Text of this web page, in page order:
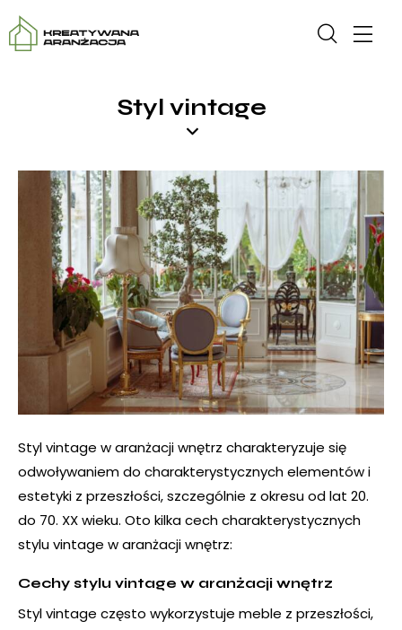
Styl vintage
Styl vintage w aranżacji wnętrz charakteryzuje się
odwoływaniem do charakterystycznych elementów i
estetyki z przeszłości, szczególnie z okresu od lat 20.
do 70. XX wieku. Oto kilka cech charakterystycznych
stylu vintage w aranżacji wnętrz:
Cechy stylu vintage w aranżacji wnętrz
Styl vintage często wykorzystuje meble z przeszłości,